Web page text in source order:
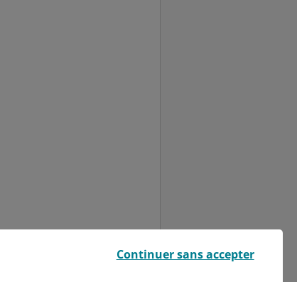
les
Continuer sans accepter